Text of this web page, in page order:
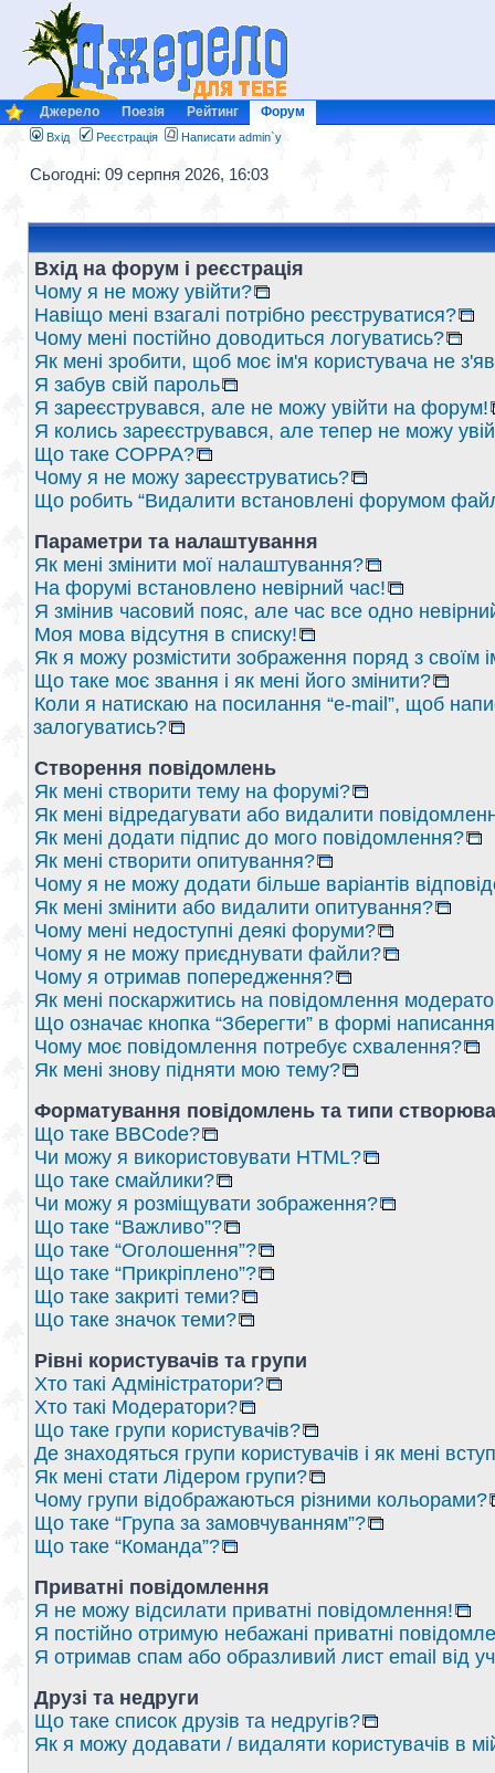
Джерело Поезія Рейтинг Форум
Вхід Реєстрація Написати admin`у
Сьогодні: 09 серпня 2026, 16:03
Вхід на форум і реєстрація
Чому я не можу увійти?
Навіщо мені взагалі потрібно реєструватися?
Чому мені постійно доводиться логуватись?
Як мені зробити, щоб моє ім'я користувача не
Я забув свій пароль
Я зареєструвався, але не можу увійти на форум!
Я колись зареєструвався, але тепер не можу
Що таке COPPA?
Чому я не можу зареєструватись?
Що робить “Видалити встановлені форумом
Параметри та налаштування
Як мені змінити мої налаштування?
На форумі встановлено невірний час!
Я змінив часовий пояс, але час все одно
Моя мова відсутня в списку!
Як я можу розмістити зображення поряд з своїм
Що таке моє звання і як мені його змінити?
Коли я натискаю на посилання “e-mail”, щоб
залогуватись?
Створення повідомлень
Як мені створити тему на форумі?
Як мені відредагувати або видалити
Як мені додати підпис до мого повідомлення?
Як мені створити опитування?
Чому я не можу додати більше варіантів
Як мені змінити або видалити опитування?
Чому мені недоступні деякі форуми?
Чому я не можу приєднувати файли?
Чому я отримав попередження?
Як мені поскаржитись на повідомлення
Що означає кнопка “Зберегти” в формі
Чому моє повідомлення потребує схвалення?
Як мені знову підняти мою тему?
Форматування повідомлень та типи
Що таке BBCode?
Чи можу я використовувати HTML?
Що таке смайлики?
Чи можу я розміщувати зображення?
Що таке “Важливо”?
Що таке “Оголошення”?
Що таке “Прикріплено”?
Що таке закриті теми?
Що таке значок теми?
Рівні користувачів та групи
Хто такі Адміністратори?
Хто такі Модератори?
Що таке групи користувачів?
Де знаходяться групи користувачів і як мені
Як мені стати Лідером групи?
Чому групи відображаються різними кольорами?
Що таке “Група за замовчуванням”?
Що таке “Команда”?
Приватні повідомлення
Я не можу відсилати приватні повідомлення!
Я постійно отримую небажані приватні
Я отримав спам або образливий лист email від
Друзі та недруги
Що таке список друзів та недругів?
Як я можу додавати / видаляти користувачів в